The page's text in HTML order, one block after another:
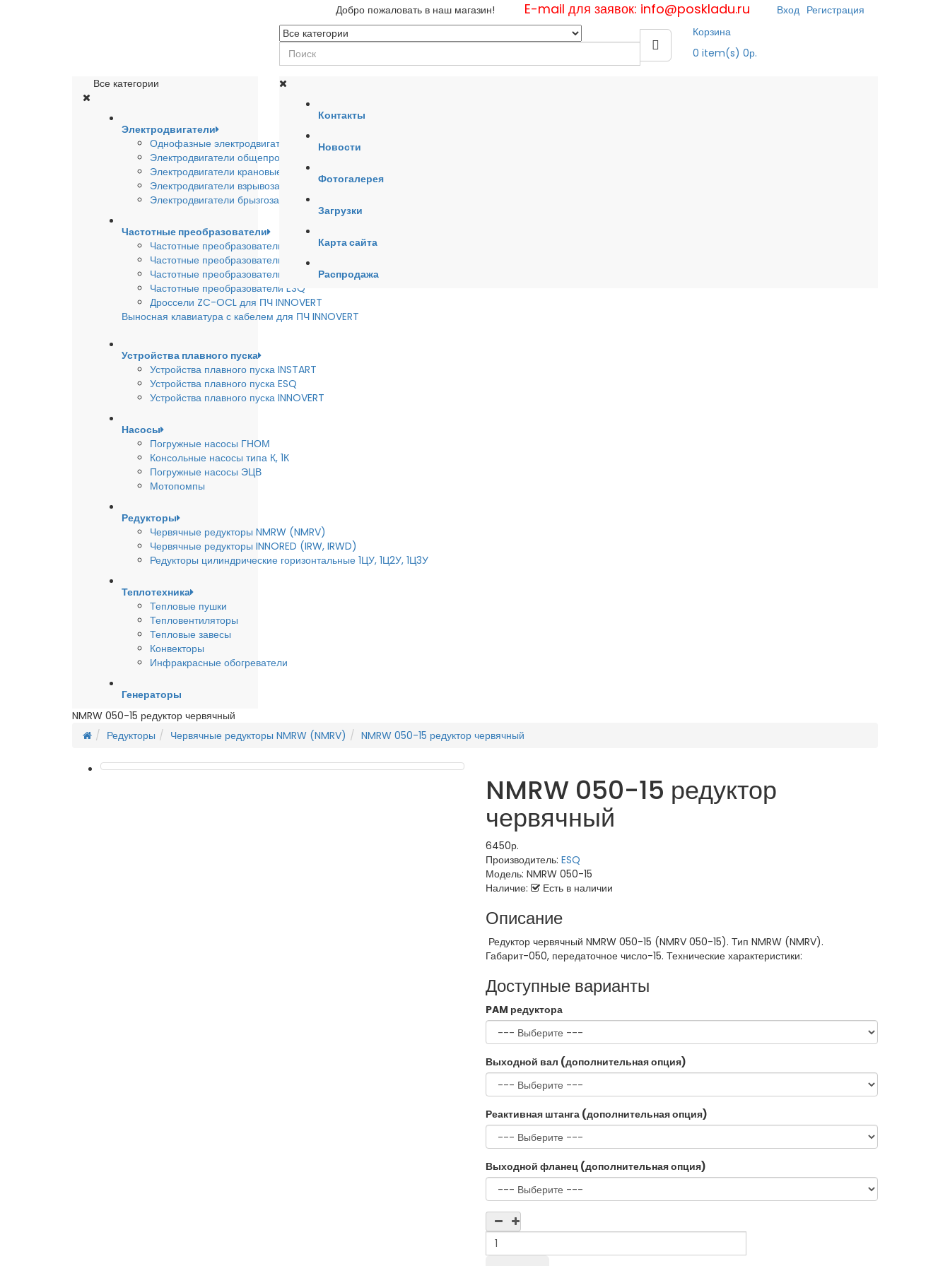
Добро пожаловать в наш магазин! E-mail для заявок: info@poskladu.ru Вход Регистрация
Корзина
0 item(s) 0р.
Все категории
Электродвигатели
Однофазные электродвигатели
Электродвигатели общепромышленные
Электродвигатели крановые
Электродвигатели взрывозащишенные
Электродвигатели брызгозащищенные
Частотные преобразователи
Частотные преобразователи INSTART
Частотные преобразователи INNOVERT
Частотные преобразователи HYUNDAI
Частотные преобразователи ESQ
Дроссели ZC-OCL для ПЧ INNOVERT
Выносная клавиатура с кабелем для ПЧ INNOVERT
Устройства плавного пуска
Устройства плавного пуска INSTART
Устройства плавного пуска ESQ
Устройства плавного пуска INNOVERT
Насосы
Погружные насосы ГНОМ
Консольные насосы типа К, 1К
Погружные насосы ЭЦВ
Мотопомпы
Редукторы
Червячные редукторы NMRW (NMRV)
Червячные редукторы INNORED (IRW, IRWD)
Редукторы цилиндрические горизонтальные 1ЦУ, 1Ц2У, 1Ц3У
Теплотехника
Тепловые пушки
Тепловентиляторы
Тепловые завесы
Конвекторы
Инфракрасные обогреватели
Генераторы
Контакты
Новости
Фотогалерея
Загрузки
Карта сайта
Распродажа
NMRW 050-15 редуктор червячный
Редукторы
Червячные редукторы NMRW (NMRV) NMRW 050-15 редуктор червячный
NMRW 050-15 редуктор
червячный
6450р.
Производитель: ESQ
Модель: NMRW 050-15
Наличие:
Есть в наличии
Описание
Редуктор червячный NMRW 050-15 (NMRV 050-15). Тип NMRW (NMRV).
Габарит-050, передаточное число-15. Технические характеристики:
Доступные варианты
PAM редуктора
Выходной вал (дополнительная опция)
Реактивная штанга (дополнительная опция)
Выходной фланец (дополнительная опция)